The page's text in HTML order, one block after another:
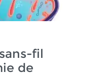
fil
de